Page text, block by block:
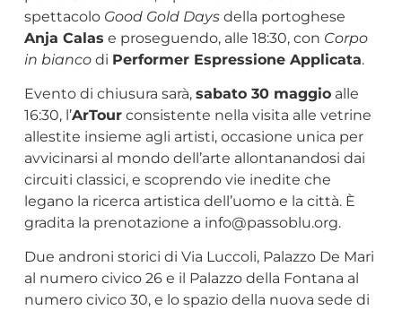
spettacolo Good Gold Daysdella portoghese
Anja Calas e proseguendo, alle 18:30, con Corpo
in biancodi Performer Espressione Applicata.
Evento di chiusura sarà, sabato 30 maggioalle
16:30, l’ArTourconsistente nella visita alle vetrine
allestite insieme agli artisti, occasione unica per
avvicinarsi al mondo dell’arte allontanandosi dai
circuiti classici, e scoprendo vie inedite che
legano la ricerca artistica dell’uomo e la città. È
gradita la prenotazione a info@passoblu.org.
Due androni storici di Via Luccoli, Palazzo De Mari
al numero civico 26 e il Palazzo della Fontana al
numero civico 30, e lo spazio della nuova sede di